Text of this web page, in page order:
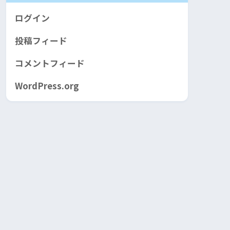
ログイン
投稿フィード
コメントフィード
WordPress.org